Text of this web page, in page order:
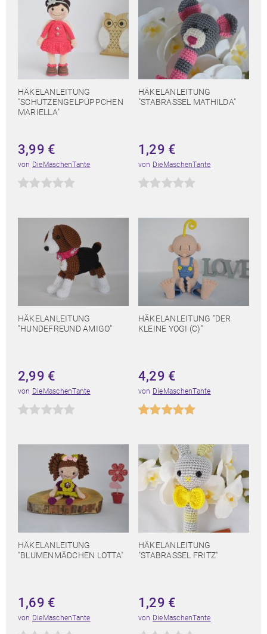
HÄKELANLEITUNG
"SCHUTZENGELPÜPPCHEN
MARIELLA"
3,99 €
von DieMaschenTante
HÄKELANLEITUNG
"STABRASSEL MATHILDA"
1,29 €
von DieMaschenTante
HÄKELANLEITUNG
"HUNDEFREUND AMIGO"
2,99 €
von DieMaschenTante
HÄKELANLEITUNG "DER
KLEINE YOGI (C)"
4,29 €
von DieMaschenTante
HÄKELANLEITUNG
"BLUMENMÄDCHEN LOTTA"
1,69 €
von DieMaschenTante
HÄKELANLEITUNG
"STABRASSEL FRITZ"
1,29 €
von DieMaschenTante